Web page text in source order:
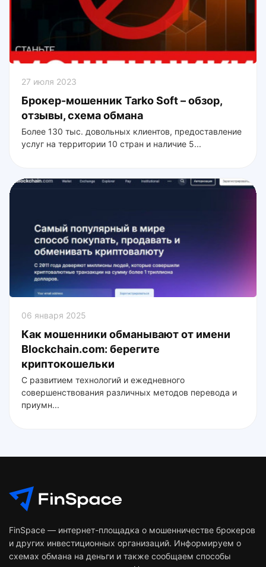
27 июля 2023
Брокер-мошенник Tarko Soft – обзор,
отзывы, схема обмана
Более 130 тыс. довольных клиентов, предоставление
услуг на территории 10 стран и наличие 5...
06 января 2025
Как мошенники обманывают от имени
Blockchain.com: берегите
криптокошельки
С развитием технологий и ежедневного
совершенствования различных методов перевода и
приумн...
FinSpace — интернет-площадка о мошенничестве брокеров
и других инвестиционных организаций. Информируем о
схемах обмана на деньги и также сообщаем способы